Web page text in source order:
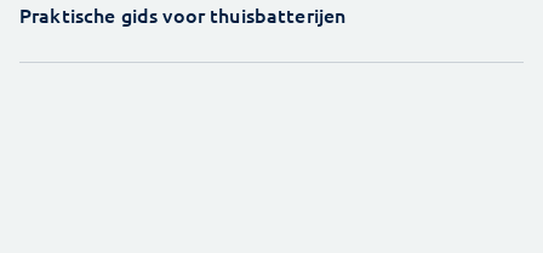
Praktische gids voor thuisbatterijen